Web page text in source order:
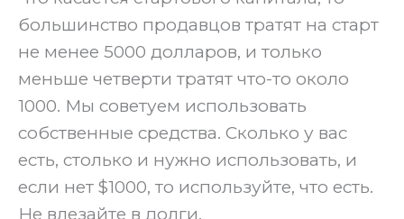
большинство продавцов тратят на старт
не менее 5000 долларов, и только
меньше четверти тратят что-то около
1000. Мы советуем использовать
собственные средства. Сколько у вас
есть, столько и нужно использовать, и
если нет $1000, то используйте, что есть.
Не влезайте в долги.